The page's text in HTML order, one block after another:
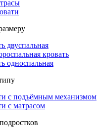
двуспальная
кровать
односпальная
с подъёмным механизмом
с матрасом